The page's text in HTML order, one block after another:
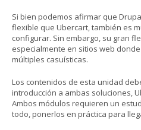
Si bien podemos afirmar que
flexible que Ubercart, también es
configurar. Sin embargo, su gran
especialmente en sitios web
múltiples casuísticas.
Los contenidos de esta unidad
introducción a ambas soluciones,
Ambos módulos requieren un
todo, ponerlos en práctica para